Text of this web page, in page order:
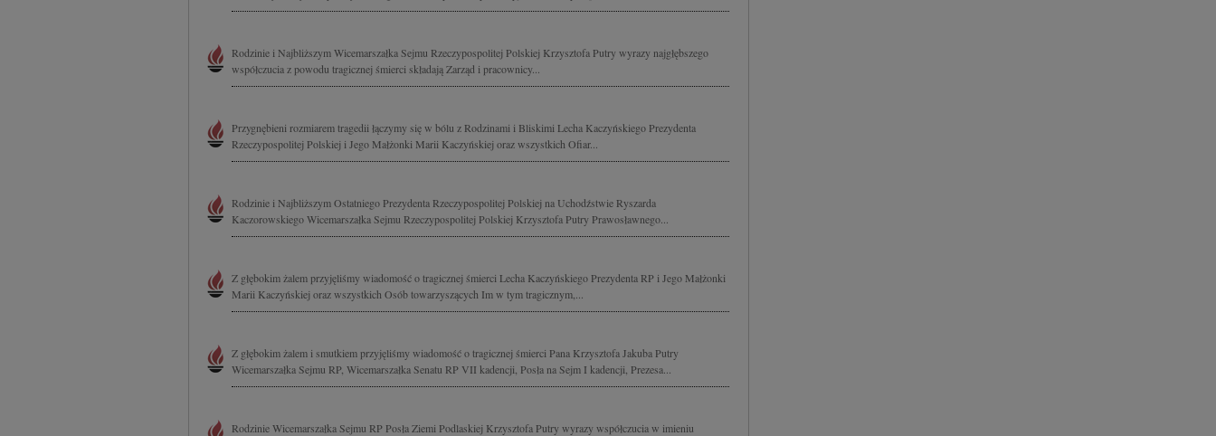
Rodzinie i Najbliższym Wicemarszałka Sejmu Rzeczypospolitej Polskiej Krzysztofa Putry wyrazy najgłębszego
współczucia z powodu tragicznej śmierci składają Zarząd i pracownicy...
Przygnębieni rozmiarem tragedii łączymy się w bólu z Rodzinami i Bliskimi Lecha Kaczyńskiego Prezydenta
Rzeczypospolitej Polskiej i Jego Małżonki Marii Kaczyńskiej oraz wszystkich Ofiar...
Rodzinie i Najbliższym Ostatniego Prezydenta Rzeczypospolitej Polskiej na Uchodźstwie Ryszarda
Kaczorowskiego Wicemarszałka Sejmu Rzeczypospolitej Polskiej Krzysztofa Putry Prawosławnego...
Z głębokim żalem przyjęliśmy wiadomość o tragicznej śmierci Lecha Kaczyńskiego Prezydenta RP i Jego Małżonki
Marii Kaczyńskiej oraz wszystkich Osób towarzyszących Im w tym tragicznym,...
Z głębokim żalem i smutkiem przyjęliśmy wiadomość o tragicznej śmierci Pana Krzysztofa Jakuba Putry
Wicemarszałka Sejmu RP, Wicemarszałka Senatu RP VII kadencji, Posła na Sejm I kadencji, Prezesa...
Rodzinie Wicemarszałka Sejmu RP Posła Ziemi Podlaskiej Krzysztofa Putry wyrazy współczucia w imieniu